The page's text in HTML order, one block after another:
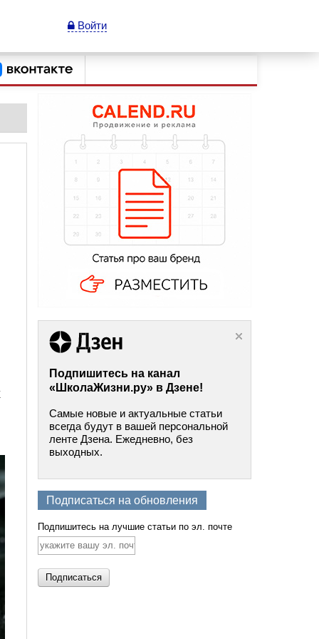
Войти
Подпишитесь на канал
«ШколаЖизни.ру» в Дзене!
Самые новые и актуальные статьи
всегда будут в вашей персональной
ленте Дзена. Ежедневно, без
выходных.
Подписаться на обновления
Подпишитесь на лучшие статьи по эл. почте